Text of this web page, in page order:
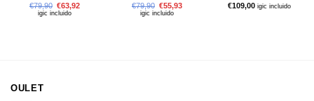
€79,90 €63,92
igic incluido
€79,90 €55,93
igic incluido
€109,00 igic incluido
OULET